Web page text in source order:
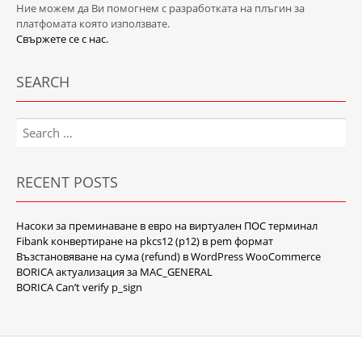
Ние можем да Ви помогнем с разработката на плъгин за
платфомата която използвате.
Свържете се с нас.
SEARCH
Search
for:
RECENT POSTS
Насоки за преминаване в евро на виртуален ПОС терминал
Fibank конвертиране на pkcs12 (p12) в pem формат
Възстановяване на сума (refund) в WordPress WooCommerce
BORICA актуализация за MAC_GENERAL
BORICA Can’t verify p_sign